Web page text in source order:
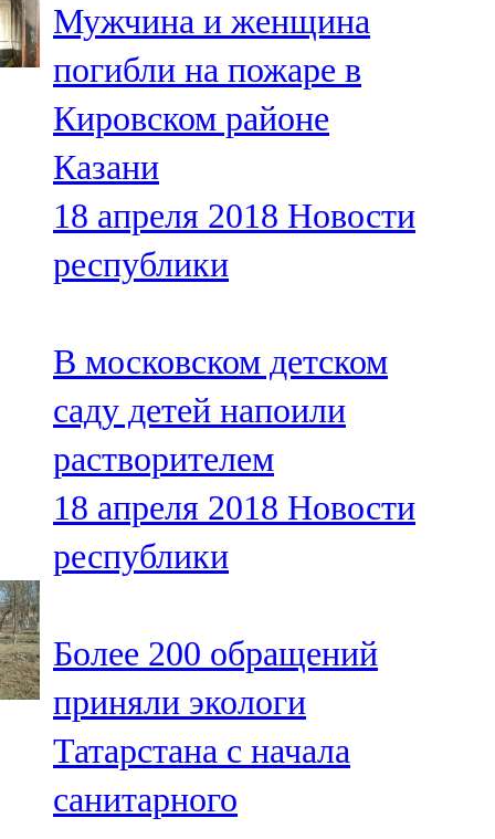
Түбән Кама
102,6 FM
Чирмешән
107,7 FM
Чистай
103,0 FM
91,0 FM
Шәмәрдән
102,3 FM
Яңа чишмә
107,0 FM
105,5 FM
Мужчина и женщина
погибли на пожаре в
Кировском районе
Казани
18 апреля 2018 Новости
республики
В московском детском
саду детей напоили
растворителем
18 апреля 2018 Новости
республики
Более 200 обращений
приняли экологи
Татарстана с начала
санитарного